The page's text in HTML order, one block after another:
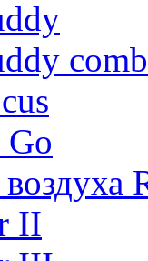
II